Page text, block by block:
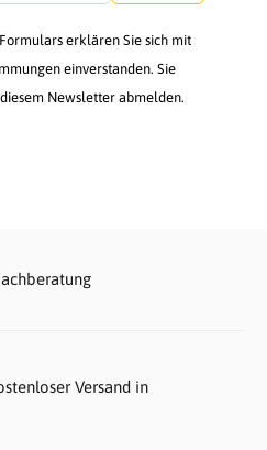
erklären Sie sich mit
einverstanden. Sie
Newsletter abmelden.
Versand in